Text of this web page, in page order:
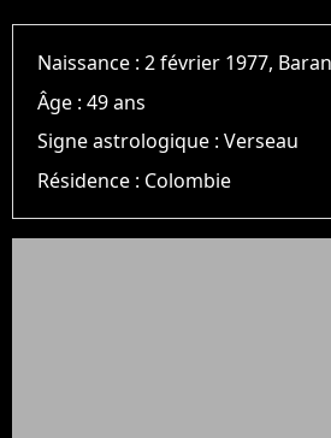
Naissance :2 février 1977,
Âge :49 ans
Signe astrologique :Verseau
Résidence : Colombie